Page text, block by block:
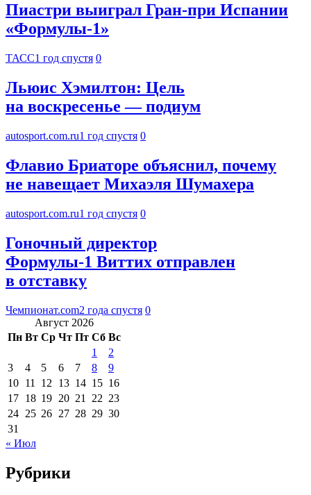
Пиастри выиграл Гран-при Испании
«Формулы-1»
ТАСС1 год спустя 0
Льюис Хэмилтон: Цель
на воскресенье — подиум
autosport.com.ru1 год спустя 0
Флавио Бриаторе объяснил, почему
не навещает Михаэля Шумахера
autosport.com.ru1 год спустя 0
Гоночный директор
Формулы-1 Виттих отправлен
в отставку
Чемпионат.com2 года спустя 0
Август 2026
Пн Вт Ср Чт Пт Сб Вс
1
2
3
4 5 6 7 8
9
10 11 12 13 14 15 16
17 18 19 20 21 22 23
24 25 26 27 28 29 30
31
« Июл
Рубрики